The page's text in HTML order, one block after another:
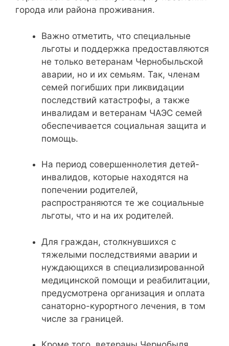
города или района проживания.
Важно отметить, что специальные
льготы и поддержка предоставляются
не только ветеранам Чернобыльской
аварии, но и их семьям. Так, членам
семей погибших при ликвидации
последствий катастрофы, а также
инвалидам и ветеранам ЧАЭС семей
обеспечивается социальная защита и
помощь.
На период совершеннолетия детей-
инвалидов, которые находятся на
попечении родителей,
распространяются те же социальные
льготы, что и на их родителей.
Для граждан, столкнувшихся с
тяжелыми последствиями аварии и
нуждающихся в специализированной
медицинской помощи и реабилитации,
предусмотрена организация и оплата
санаторно-курортного лечения, в том
числе за границей.